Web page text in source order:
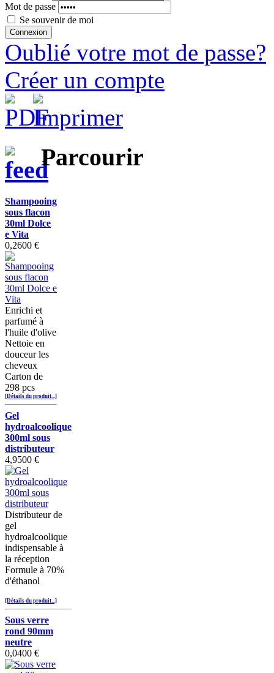
Mot de passe
Se souvenir de moi
Oublié votre mot de passe?
Créer un compte
Parcourir
Shampooing
sous flacon
30ml Dolce
e Vita
0,2600 €
Enrichi et
parfumé à
l'huile d'olive
Nettoie en
douceur les
cheveux
Carton de
298 pcs
[Détails du produit...]
Gel
hydroalcoolique
300ml sous
distributeur
4,9500 €
Distributeur de
gel
hydroalcoolique
indispensable à
la réception
Formule à 70%
d'éthanol
[Détails du produit...]
Sous verre
rond 90mm
neutre
0,0400 €